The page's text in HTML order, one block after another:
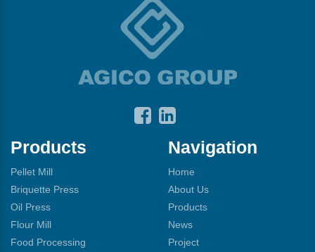
Products
Pellet Mill
Briquette Press
Oil Press
Flour Mill
Food Processing
Navigation
Home
About Us
Products
News
Project